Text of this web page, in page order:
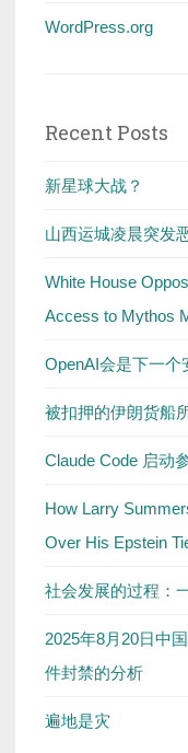
WordPress.org
Recent Posts
新星球大战？
山西运城凌晨突发
White House
Access to Mythos
OpenAI会是下一个
被扣押的伊朗货船
Claude Code 启动
How Larry
Over His Epstein
社会发展的过程：
2025年8月20日中
件封禁的分析
遍地是灾